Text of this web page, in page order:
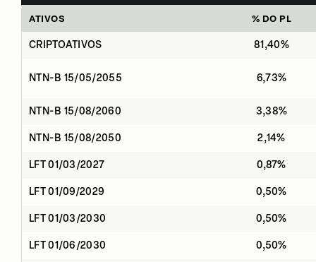
ATIVOS % DO PL
CRIPTOATIVOS 81,40%
NTN-B 15/05/2055 6,73%
NTN-B 15/08/2060 3,38%
NTN-B 15/08/2050 2,14%
LFT 01/03/2027 0,87%
LFT 01/09/2029 0,50%
LFT 01/03/2030 0,50%
LFT 01/06/2030 0,50%